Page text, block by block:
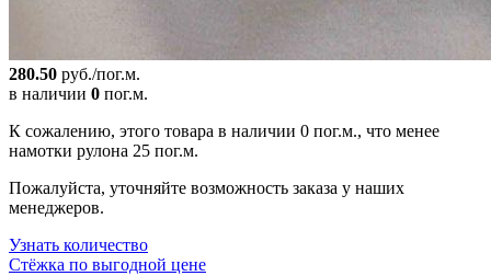
280.50 руб./пог.м.
в наличии 0 пог.м.
К сожалению, этого товара в наличии 0 пог.м., что менее
намотки рулона 25 пог.м.
Пожалуйста, уточняйте возможность заказа у наших
менеджеров.
Узнать количество
Стёжка по выгодной цене